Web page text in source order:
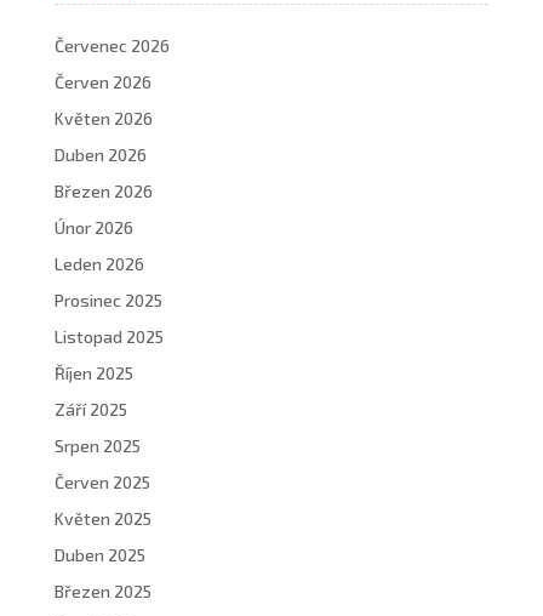
Červenec 2026
Červen 2026
Květen 2026
Duben 2026
Březen 2026
Únor 2026
Leden 2026
Prosinec 2025
Listopad 2025
Říjen 2025
Září 2025
Srpen 2025
Červen 2025
Květen 2025
Duben 2025
Březen 2025